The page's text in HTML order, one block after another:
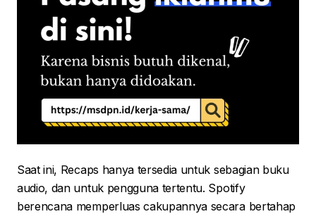
Saat ini, Recaps hanya tersedia untuk sebagian buku
audio, dan untuk pengguna tertentu. Spotify
berencana memperluas cakupannya secara bertahap